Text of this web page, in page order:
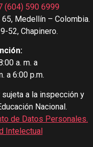
(604) 590 6999
65, Medellín – Colombia.
52, Chapinero.
a. m. a
a 6:00 p.m.
a la inspección y
Nacional.
de Datos Personales.
Intelectual